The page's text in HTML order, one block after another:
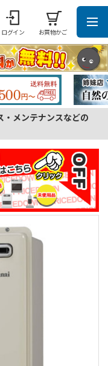
ログイン お買物かご
・メンテナンスなどの